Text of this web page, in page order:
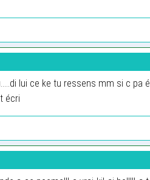
lui ce ke tu ressens mm si c pa
écri